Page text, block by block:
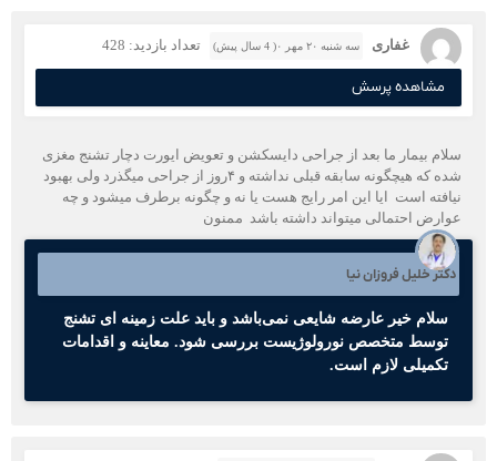
غفاری سه شنبه ۲۰ مهر ۰( 4 سال پیش) تعداد بازدید: 428
مشاهده پرسش
سلام بیمار ما بعد از جراحی دایسکشن و تعویض ایورت دچار تشنج مغزی
شده که هیچگونه سابقه قبلی نداشته و ۴روز از جراحی میگذرد ولی بهبود
نیافته است ‌ ‌ایا این امر رایج هست یا نه و چگونه برطرف میشود و چه
عوارض احتمالی میتواند داشته باشد ‌ ممنون
دکتر خلیل فروزان نیا
سلام خیر عارضه شایعی نمی‌باشد و باید علت زمینه ای تشنج
توسط متخصص نورولوژیست بررسی شود. معاینه و اقدامات
تکمیلی لازم است.